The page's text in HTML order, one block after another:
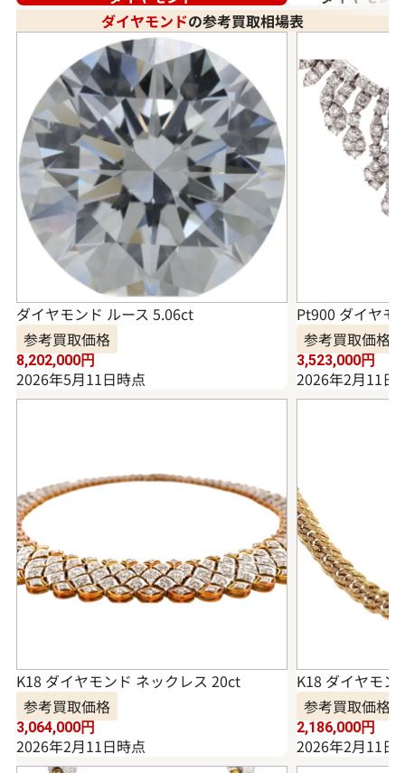
ダイヤモンドの参考買取相場表
ダイヤモンド ルース 5.06ct
参考買取価格
8,202,000円
2026年5月11日時点
Pt900 ダイヤモ
参考買取価格
3,523,000円
2026年2月11日
K18 ダイヤモンド ネックレス 20ct
参考買取価格
3,064,000円
2026年2月11日時点
K18 ダイヤモン
参考買取価格
2,186,000円
2026年2月11日